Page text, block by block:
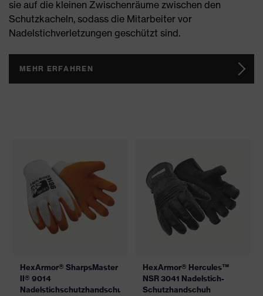
sie auf die kleinen Zwischenräume zwischen den
Schutzkacheln, sodass die Mitarbeiter vor
Nadelstichverletzungen geschützt sind.
MEHR ERFAHREN
HexArmor® SharpsMaster
II® 9014
Nadelstichschutzhandschuh
HexArmor® Hercules™
NSR 3041 Nadelstich-
Schutzhandschuh